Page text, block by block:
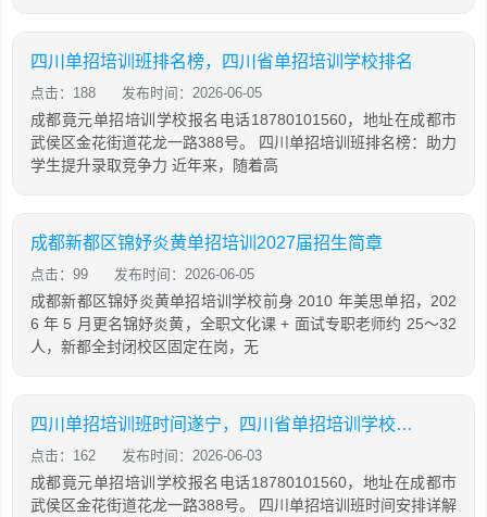
四川单招培训班排名榜，四川省单招培训学校排名
点击：188 发布时间：2026-06-05
成都竟元单招培训学校报名电话18780101560，地址在成都市
武侯区金花街道花龙一路388号。 四川单招培训班排名榜：助力
学生提升录取竞争力 近年来，随着高
成都新都区锦妤炎黄单招培训2027届招生简章
点击：99 发布时间：2026-06-05
成都新都区锦妤炎黄单招培训学校前身 2010 年美思单招，202
6 年 5 月更名锦妤炎黄，全职文化课 + 面试专职老师约 25～32
人，新都全封闭校区固定在岗，无
四川单招培训班时间遂宁，四川省单招培训学校排名
点击：162 发布时间：2026-06-03
成都竟元单招培训学校报名电话18780101560，地址在成都市
武侯区金花街道花龙一路388号。 四川单招培训班时间安排详解